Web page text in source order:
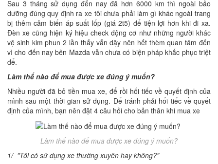
Sau 3 tháng sử dụng đến nay đã hơn 6000 km thì ngoài bảo
dưỡng đúng quy định ra xe tôi chưa phải làm gì khác ngoài trang
bị thêm cảm biến áp suất lốp (giá 2t5) để tiện lợi hơn khi đi xa.
Đèn xe cũng hiện ký hiệu check động cơ như những người khác
vệ sinh kim phun 2 lần thấy vẫn dậy nên hết thèm quan tâm đến
vì cho đến nay bên Mazda vẫn chưa có biện pháp khắc phục triệt
để.
Làm thế nào để mua được xe đúng ý muốn?
Nhiều người đã bỏ tiền mua xe, để rồi hối tiếc về quyết định của
mình sau một thời gian sử dụng. Để tránh phải hối tiếc về quyết
định của mình, bạn nên đặt 4 câu hỏi cho bản thân khi mua xe
Làm thế nào để mua được xe đúng ý muốn?
1/ "Tôi có sử dụng xe thường xuyên hay không?"